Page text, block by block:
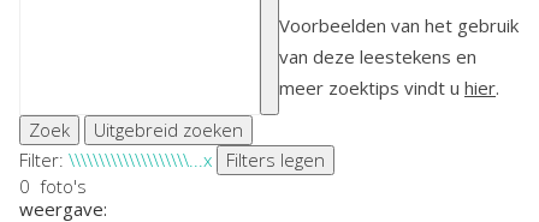
Voorbeelden van het gebruik
van deze leestekens en
meer zoektips vindt u hier.
Zoek
Uitgebreid zoeken
Filter: \\\\\\\\\\\\\\\\\\\\... x
Filters legen
0 foto's
weergave: